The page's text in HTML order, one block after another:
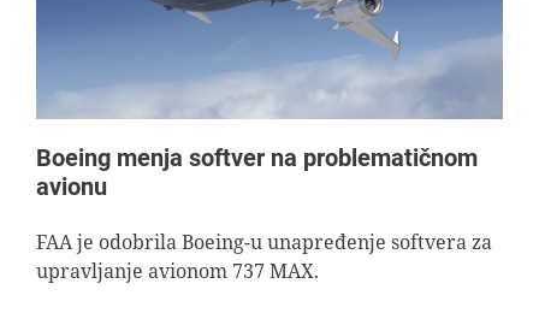
Boeing menja softver na problematičnom
avionu
FAA je odobrila Boeing-u unapređenje softvera za
upravljanje avionom 737 MAX.